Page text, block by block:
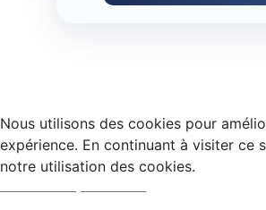
Nous utilisons des cookies pour
expérience. En continuant à visiter ce
notre utilisation des cookies.